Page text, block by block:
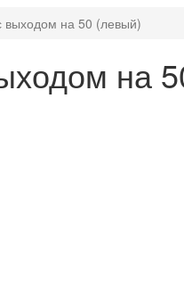
выходом на 50 (левый)
на